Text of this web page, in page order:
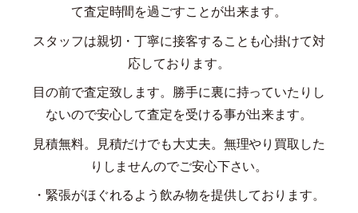
て査定時間を過ごすことが出来ます。
スタッフは親切・丁寧に接客することも心掛けて対
応しております。
目の前で査定致します。勝手に裏に持っていたりし
ないので安心して査定を受ける事が出来ます。
見積無料。見積だけでも大丈夫。無理やり買取した
りしませんのでご安心下さい。
・緊張がほぐれるよう飲み物を提供しております。